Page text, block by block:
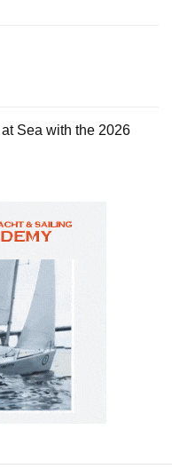
Sea with the 2026